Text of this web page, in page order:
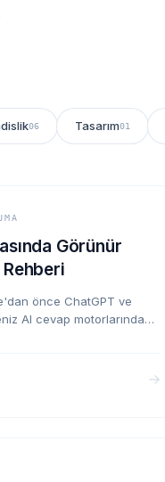
06 Tasarım01
Görünür
önce ChatGPT ve
AI cevap motorlarında